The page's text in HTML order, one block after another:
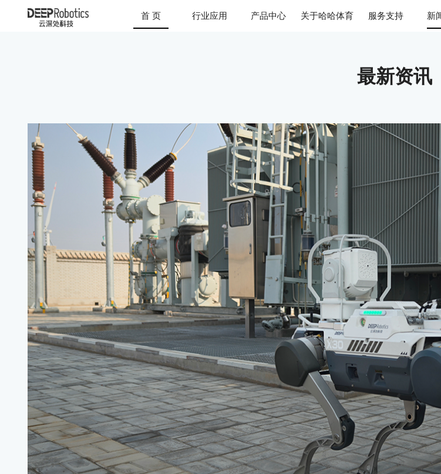
首 页 行业应用 产品中心 关于哈哈体育 服务支持 新
最新资讯